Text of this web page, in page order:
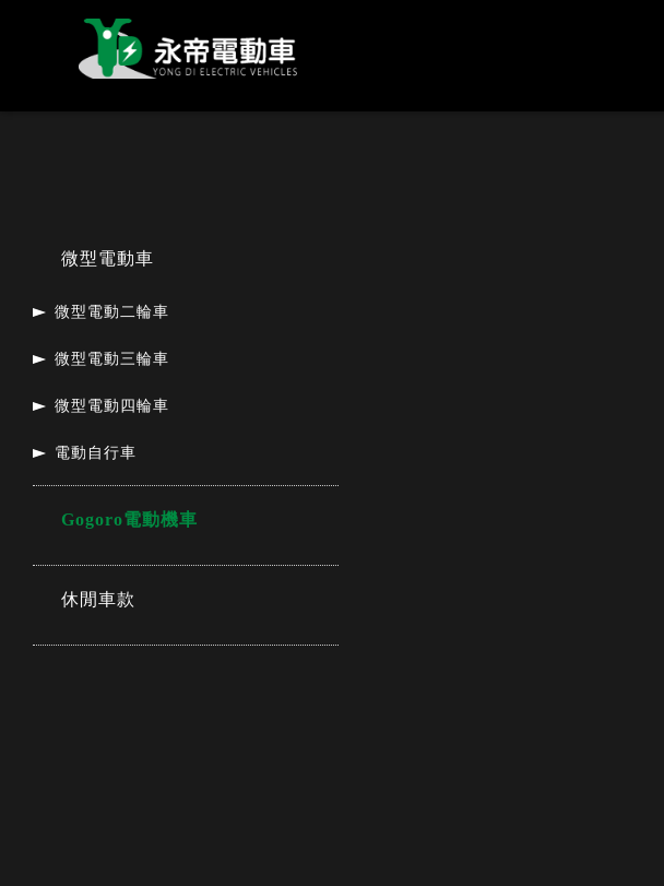
微型電動車
微型電動二輪車
微型電動三輪車
微型電動四輪車
電動自行車
Gogoro電動機車
休閒車款